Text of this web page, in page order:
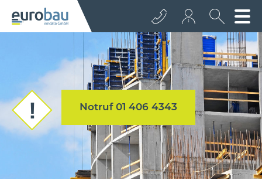
+43 512 362233
info@euro­bau.com
inndata
Notruf 01 406 4343